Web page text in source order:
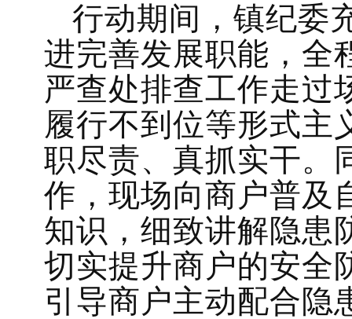
行动期间，镇纪委
进完善发展职能，全
严查处排查工作走过
履行不到位等形式主
职尽责、真抓实干。
作，现场向商户普及
知识，细致讲解隐患
切实提升商户的安全
引导商户主动配合隐